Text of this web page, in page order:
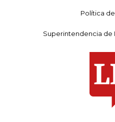
Política
Superintendencia de